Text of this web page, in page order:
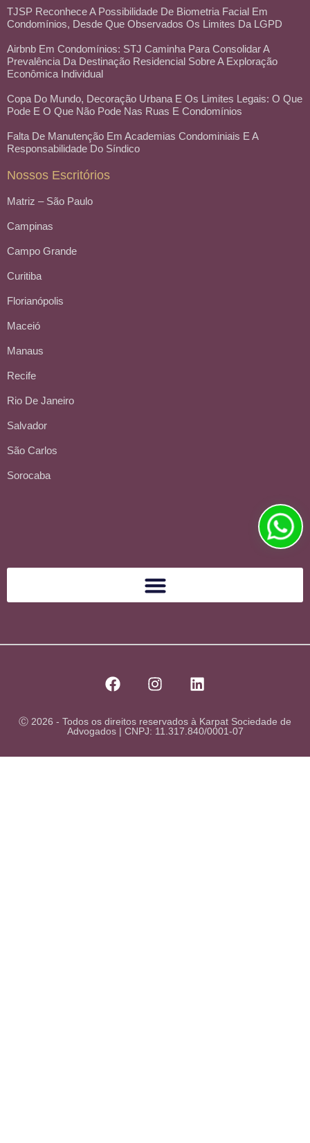
TJSP Reconhece A Possibilidade De Biometria Facial Em
Condomínios, Desde Que Observados Os Limites Da LGPD
Airbnb Em Condomínios: STJ Caminha Para Consolidar A
Prevalência Da Destinação Residencial Sobre A Exploração
Econômica Individual
Copa Do Mundo, Decoração Urbana E Os Limites Legais: O Que
Pode E O Que Não Pode Nas Ruas E Condomínios
Falta De Manutenção Em Academias Condominiais E A
Responsabilidade Do Síndico
Nossos Escritórios
Matriz – São Paulo
Campinas
Campo Grande
Curitiba
Florianópolis
Maceió
Manaus
Recife
Rio De Janeiro
Salvador
São Carlos
Sorocaba
Ⓒ 2026 - Todos os direitos reservados à Karpat Sociedade de
Advogados | CNPJ: 11.317.840/0001-07